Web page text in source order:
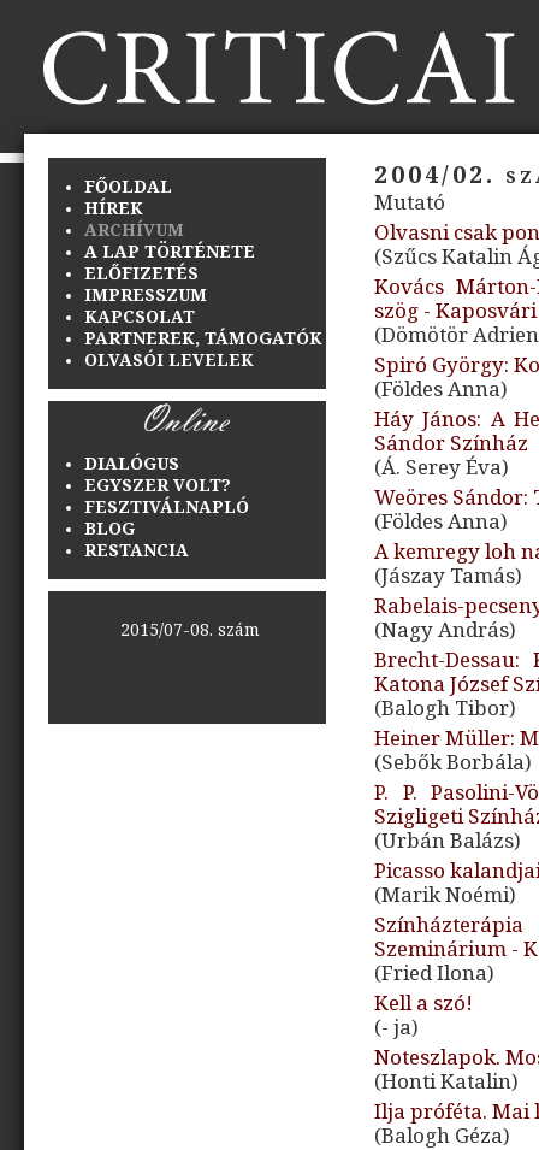
FŐOLDAL
HÍREK
ARCHÍVUM
A LAP TÖRTÉNETE
ELŐFIZETÉS
IMPRESSZUM
KAPCSOLAT
PARTNEREK, TÁMOGATÓK
OLVASÓI LEVELEK
DIALÓGUS
EGYSZER VOLT?
FESZTIVÁLNAPLÓ
BLOG
RESTANCIA
2015/07-08. szám>>
2004/02.
Mutató
Olvasni csak
(Szűcs Katalin
Kovács
szög -
(Dömötör
Spiró György:
(Földes Anna)
Háy János: A
Sándor Színház
(Á. Serey Éva)
Weöres Sándor:
(Földes Anna)
A kemregy loh
(Jászay Tamás)
Rabelais-
(Nagy András)
Brecht-
Katona József
(Balogh Tibor)
Heiner Müller:
(Sebők Borbála)
P. P. Pasolini-
Szigligeti
(Urbán Balázs)
Picasso
(Marik Noémi)
Szeminárium -
(Fried Ilona)
Kell a szó!
(- ja)
Noteszlapok.
(Honti Katalin)
Ilja próféta. Mai
(Balogh Géza)